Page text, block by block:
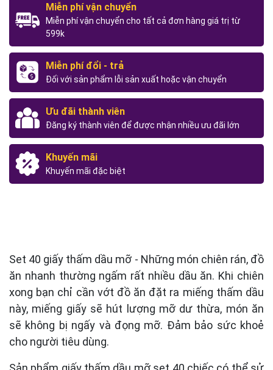
Miễn phí vận chuyển
Miễn phí vận chuyển cho tất cả đơn hàng giá trị từ
599k
Miễn phí đổi - trả
Đối với sản phẩm lỗi sản xuất hoặc vận chuyển
Ưu đãi thành viên
Đăng ký thành viên để được nhận nhiều ưu đãi lớn
Khuyến mãi
Khuyến mãi đặc biệt
Set 40 giấy thấm dầu mỡ - Những món chiên rán, đồ
ăn nhanh thường ngấm rất nhiều dầu ăn. Khi chiên
xong bạn chỉ cần vớt đồ ăn đặt ra miếng thấm dầu
này, miếng giấy sẽ hút lượng mỡ dư thừa, món ăn
sẽ không bị ngấy và đọng mỡ. Đảm bảo sức khoẻ
cho người tiêu dùng.